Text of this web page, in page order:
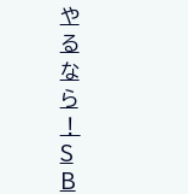
や
る
な
ら
！
S
B